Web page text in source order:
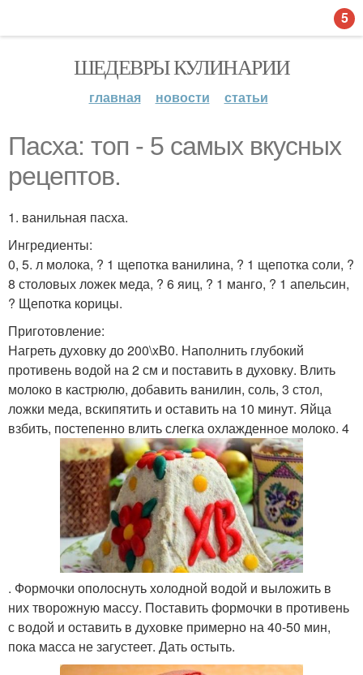
ШЕДЕВРЫ КУЛИНАРИИ
главная новости статьи
Пасха: топ - 5 самых вкусных
рецептов.
1. ванильная пасха.
Ингредиенты:
0, 5. л молока, ? 1 щепотка ванилина, ? 1 щепотка соли, ?
8 столовых ложек меда, ? 6 яиц, ? 1 манго, ? 1 апельсин,
? Щепотка корицы.
Приготовление:
Нагреть духовку до 200\xB0. Наполнить глубокий
противень водой на 2 см и поставить в духовку. Влить
молоко в кастрюлю, добавить ванилин, соль, 3 стол,
ложки меда, вскипятить и оставить на 10 минут. Яйца
взбить, постепенно влить слегка охлажденное молоко. 4
. Формочки ополоснуть холодной водой и выложить в
них творожную массу. Поставить формочки в противень
с водой и оставить в духовке примерно на 40-50 мин,
пока масса не загустеет. Дать остыть.
5